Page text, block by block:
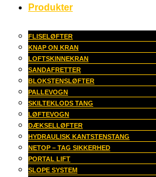
Produkter
FLISELØFTER
KNAP ON KRAN
LOFTSKINNEKRAN
SANDAFRETTER
BLOKSTENSLØFTER
PALLEVOGN
SKILTEKLODS TANG
LØFTEVOGN
DÆKSELLØFTER
HYDRAULISK KANTSTENSTANG
NETOP – TAG SIKKERHED
PORTAL LIFT
SLOPE SYSTEM